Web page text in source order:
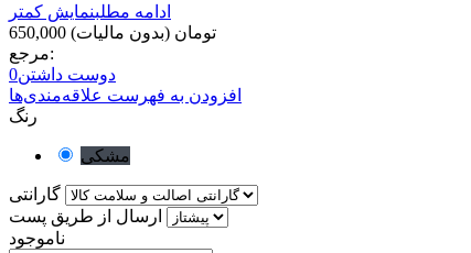
ادامه مطلبنمایش کمتر
650,000 تومان (بدون مالیات)
مرجع:
دوست داشتن0
افزودن به فهرست علاقه‌مندی‌ها
رنگ
مشکی
گارانتی
ارسال از طریق پست
ناموجود